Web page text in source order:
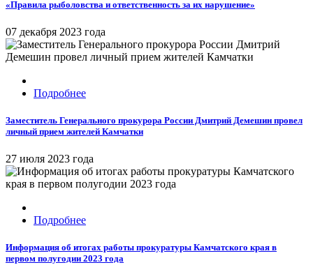
«Правила рыболовства и ответственность за их нарушение»
07 декабря 2023 года
Подробнее
Заместитель Генерального прокурора России Дмитрий Демешин провел
личный прием жителей Камчатки
27 июля 2023 года
Подробнее
Информация об итогах работы прокуратуры Камчатского края в
первом полугодии 2023 года